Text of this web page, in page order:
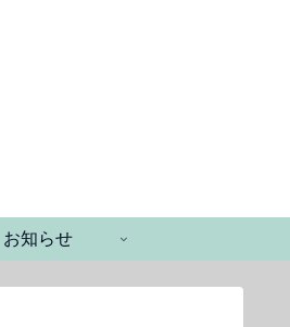
お知らせ